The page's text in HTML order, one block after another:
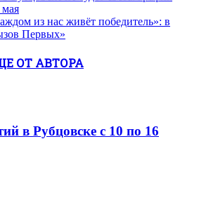
из нас живёт победитель»: в
Первых»
ОТ АВТОРА
в Рубцовске с 10 по 16